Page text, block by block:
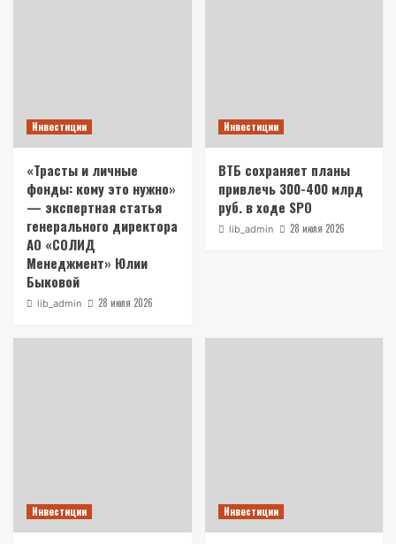
Инвестиции
«Трасты и личные
фонды: кому это нужно»
— экспертная статья
генерального директора
АО «СОЛИД
Менеджмент» Юлии
Быковой
lib_admin 28 июля 2026
Инвестиции
ВТБ сохраняет планы
привлечь 300-400 млрд
руб. в ходе SPO
lib_admin 28 июля 2026
Инвестиции Инвестиции